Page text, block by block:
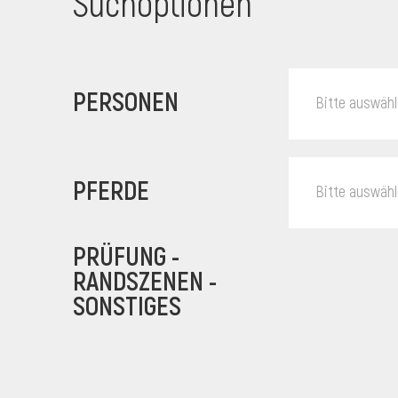
PERSONEN Bitte
PFERDE Bitte
PRÜFUNG -
RANDSZENEN -
SONSTIGES